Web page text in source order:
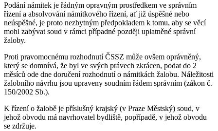
Podání námitek je řádným opravným prostředkem ve správním
řízení a absolvování námitkového řízení, ať již úspěšné nebo
neúspěšné, je proto nezbytným předpokladem k tomu, aby se věcí
mohl zabývat soud v rámci případné později uplatněné správní
žaloby.
Proti pravomocnému rozhodnutí ČSSZ může ovšem oprávněný,
který se domnívá, že byl ve svých právech zkrácen, podat do 2
měsíců ode dne doručení rozhodnutí o námitkách žalobu. Náležitosti
žalobního návrhu jsou upraveny soudním řádem správním (zákon č.
150/2002 Sb.).
K řízení o žalobě je příslušný krajský (v Praze Městský) soud, v
jehož obvodu má navrhovatel bydliště, popřípadě, v jehož obvodu
se zdržuje.